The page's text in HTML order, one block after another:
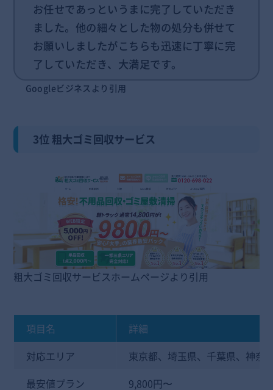
お任せであっというまに完了していただき
ました。他の細々とした物の処分も併せて
お願いしましたがこちらも迅速に丁寧に完
了していただき、大満足です。
Googleビジネスより引用
3位 粗大ゴミ回収サービス
粗大ゴミ回収サービスホームページより引用
項目名
詳細
対応エリア
東京都、埼玉県、千葉県、神奈
最安値プラン
9,800円〜